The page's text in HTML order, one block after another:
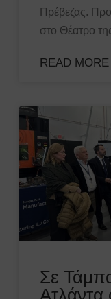
Πρέβεζας.
στο Θέατρο
READ
Σε
Ατλάντα